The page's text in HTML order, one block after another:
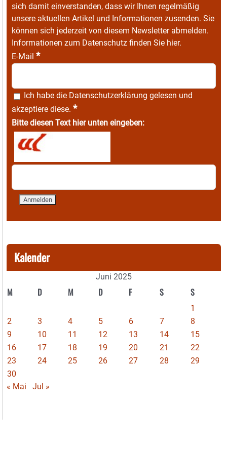
sich damit einverstanden, dass wir Ihnen regelmäßig
unsere aktuellen Artikel und Informationen zusenden. Sie
können sich jederzeit von diesem Newsletter abmelden.
Informationen zum Datenschutz finden Sie hier.
E-Mail *
Ich habe die Datenschutzerklärung gelesen und
akzeptiere diese. *
Bitte diesen Text hier unten eingeben:
Kalender
Juni 2025
M D M D F S S
1
2
3 4 5 6 7
8
9
10 11 12 13 14
15
16
17 18 19 20 21
22
23
24 25 26 27 28
29
30
« Mai
Jul »